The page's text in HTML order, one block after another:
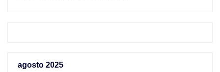
agosto 2025